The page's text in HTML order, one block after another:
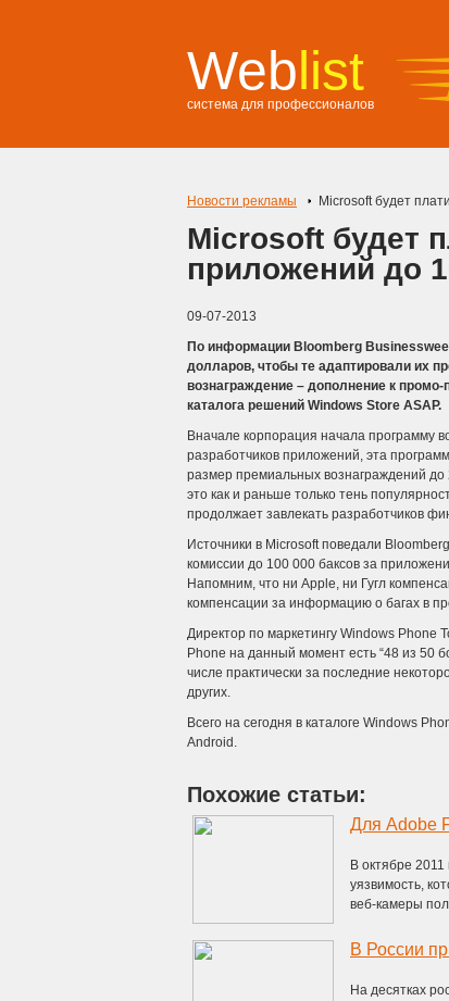
Weblist
система для профессионалов
Новости рекламы Microsoft будет
Microsoft будет
приложений до
09-07-2013
По информации Bloomberg
долларов, чтобы те адаптировали их
вознаграждение – дополнение к
каталога решений Windows Store ASAP.
Вначале корпорация начала программу
разработчиков приложений, эта
размер премиальных вознаграждений до
это как и раньше только тень
продолжает завлекать разработчиков
Источники в Microsoft поведали
комиссии до 100 000 баксов за
Напомним, что ни Apple, ни Гугл
компенсации за информацию о багах в
Директор по маркетингу Windows Phone
Phone на данный момент есть “48 из
числе практически за последние
других.
Всего на сегодня в каталоге Windows
Android.
Похожие статьи:
Для Adobe
В октябре
уязвимость,
веб-камеры
В России
На десятках